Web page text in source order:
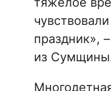
праздник»,
из